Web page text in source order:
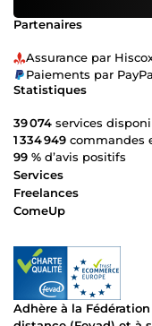
Partenaires
Assurance par
Paiements par
Statistiques
39 074 services
1 334 949 commandes
99 % d’avis positifs
Services
Freelances
ComeUp
Adhère à la